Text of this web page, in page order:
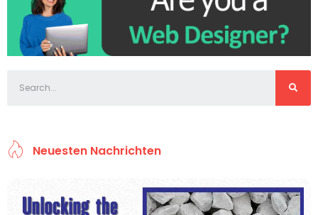
Neuesten Nachrichten